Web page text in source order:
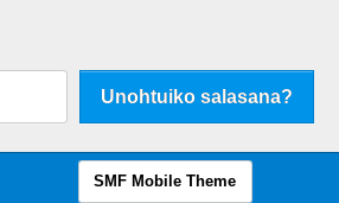
Unohtuiko salasana?
SMF Mobile Theme